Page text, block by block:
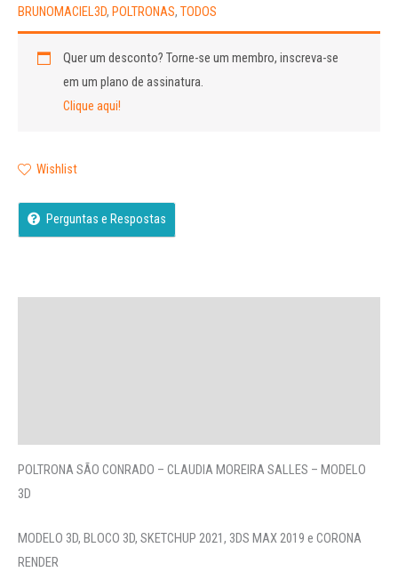
BRUNOMACIEL3D, POLTRONAS, TODOS
Quer um desconto?Torne-se um membro, inscreva-se
em um plano de assinatura.
Clique aqui!
Wishlist
Perguntas e Respostas
POLTRONA SÃO CONRADO – CLAUDIA MOREIRA SALLES – MODELO
3D
MODELO 3D, BLOCO 3D, SKETCHUP 2021, 3DS MAX 2019 e CORONA
RENDER